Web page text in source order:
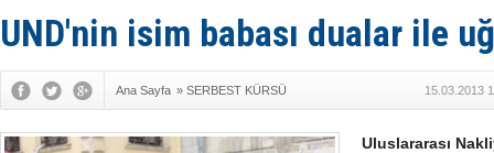
Yüzyıl
UND'nin isim babası dualar ile
Ana Sayfa » SERBEST KÜRSÜ 15.03.2013
Uluslararası